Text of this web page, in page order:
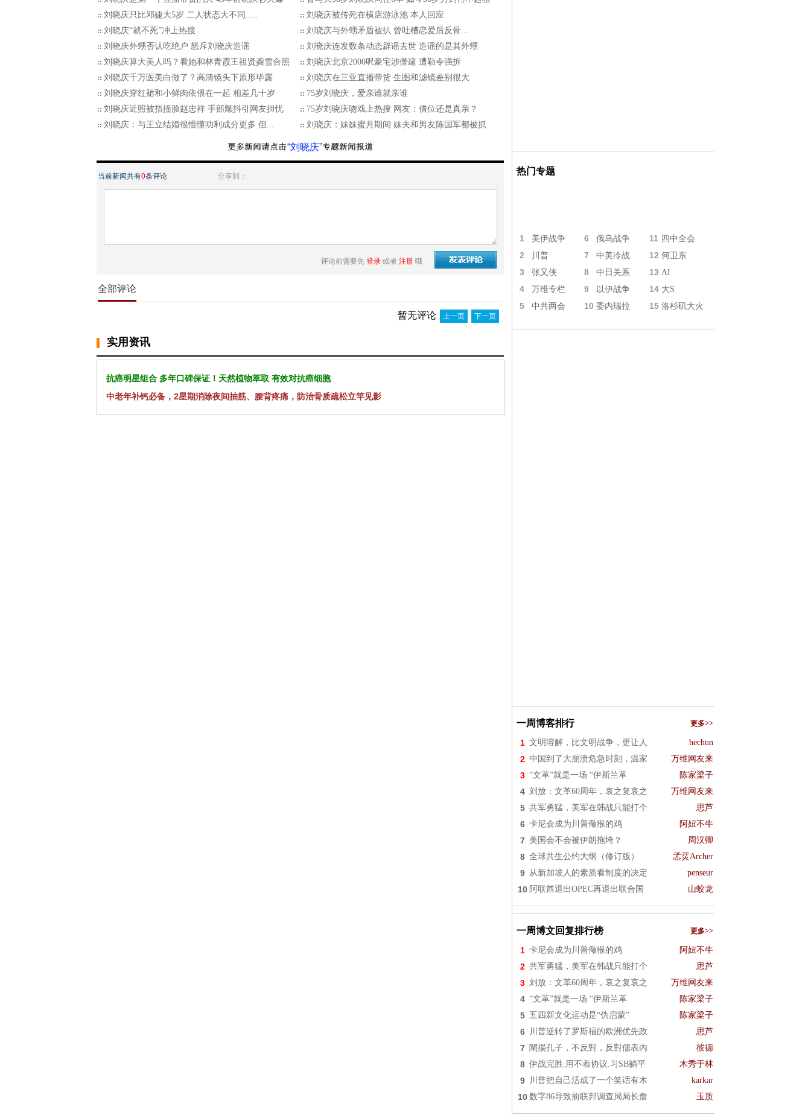
刘晓庆只比邓婕大5岁 二人状态大不同.....
刘晓庆被传死在横店游泳池 本人回应
刘晓庆“就不死”冲上热搜
刘晓庆与外甥矛盾被扒 曾吐槽恋爱后反骨...
刘晓庆外甥否认吃绝户 怒斥刘晓庆造谣
刘晓庆连发数条动态辟谣去世 造谣的是其外甥
刘晓庆算大美人吗？看她和林青霞王祖贤龚雪合照
刘晓庆北京2000呎豪宅涉僭建 遭勒令强拆
刘晓庆千万医美白做了？高清镜头下原形毕露
刘晓庆在三亚直播带货 生图和滤镜差别很大
刘晓庆穿红裙和小鲜肉依偎在一起 相差几十岁
75岁刘晓庆，爱亲谁就亲谁
刘晓庆近照被指撞脸赵忠祥 手部颤抖引网友担忧
75岁刘晓庆吻戏上热搜 网友：借位还是真亲？
刘晓庆：与王立结婚很懵懂功利成分更多 但...
刘晓庆：妹妹蜜月期间 妹夫和男友陈国军都被抓
“刘晓庆”
当前新闻共有0条评论 分享到：
评论前需要先 登录 或者 注册 哦
全部评论
暂无评论 上一页 下一页
实用资讯
抗癌明星组合 多年口碑保证！天然植物萃取 有效对抗癌细胞
中老年补钙必备，2星期消除夜间抽筋、腰背疼痛，防治骨质疏松立竿见影
热门专题
1 美伊战争 6 俄乌战争 11 四中全会
2 川普 7 中美冷战 12 何卫东
3 张又侠 8 中日关系 13 AI
4 万维专栏 9 以伊战争 14 大S
5 中共两会 10 委内瑞拉 15 洛杉矶大火
一周博客排行 更多>>
1 文明溶解，比文明战争，更让人 hechun
2 中国到了大崩溃危急时刻，温家 万维网友来
3 “文革”就是一场 “伊斯兰革 陈家梁子
4 刘放：文革60周年，哀之复哀之 万维网友来
5 共军勇猛，美军在韩战只能打个 思芦
6 卡尼会成为川普儆猴的鸡 阿妞不牛
7 美国会不会被伊朗拖垮？ 周汉卿
8 全球共生公约大纲（修订版） 孞烎Archer
9 从新加坡人的素质看制度的决定 penseur
10 阿联酋退出OPEC再退出联合国 山蛟龙
一周博文回复排行榜 更多>>
1 卡尼会成为川普儆猴的鸡 阿妞不牛
2 共军勇猛，美军在韩战只能打个 思芦
3 刘放：文革60周年，哀之复哀之 万维网友来
4 “文革”就是一场 “伊斯兰革 陈家梁子
5 五四新文化运动是“伪启蒙” 陈家梁子
6 川普逆转了罗斯福的欧洲优先政 思芦
7 闡揚孔子，不反對，反對儒表內 彼德
8 伊战完胜.用不着协议.习SB躺平 木秀于林
9 川普把自己活成了一个笑话有木 karkar
10 数字86导致前联邦调查局局长詹 玉质